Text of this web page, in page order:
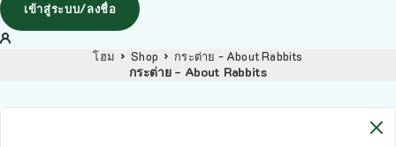
เข้าสู่ระบบ/ลงชื่อ
โฮม Shop กระต่าย - About Rabbits
กระต่าย - About Rabbits